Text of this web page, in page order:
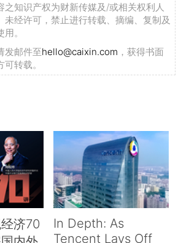
之知识产权为财新传媒及/或相关权利人
未经许可，禁止进行转载、摘编、复制及
。
发邮件至hello@caixin.com ，获得书面
转载。
济70
In Depth: As
Tencent Lays Off